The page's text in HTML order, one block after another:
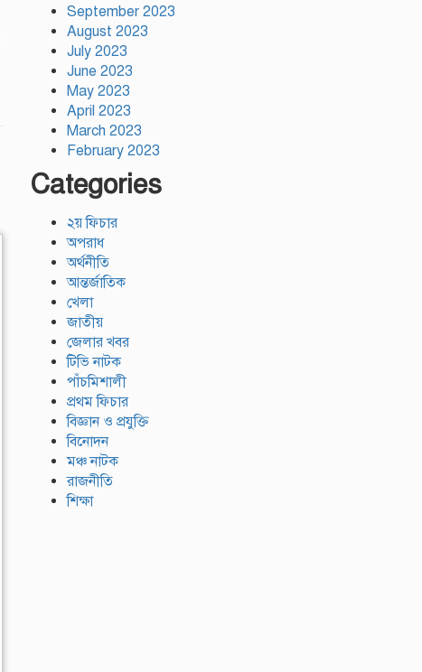
পরিবেশমন্ত্রী
September 2023
August 2023
July 2023
June 2023
May 2023
April 2023
March 2023
February 2023
Categories
২য় ফিচার
অপরাধ
অর্থনীতি
আন্তর্জাতিক
খেলা
জাতীয়
জেলার খবর
টিভি নাটক
পাঁচমিশালী
প্রথম ফিচার
বিজ্ঞান ও প্রযুক্তি
বিনোদন
মঞ্চ নাটক
রাজনীতি
শিক্ষা